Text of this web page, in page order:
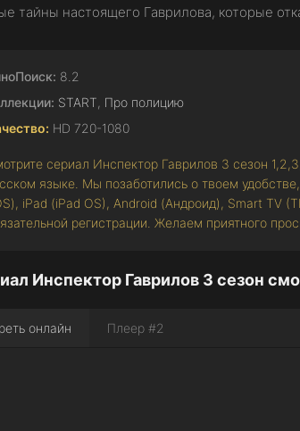
тайны настоящего Гаврилова, которые
8.2
START, Про полицию
HD 720-1080
сериал Инспектор Гаврилов 3 сезон
языке. Мы позаботились о твоем
iPad (iPad OS), Android (Андроид), Smart TV
регистрации. Желаем приятного
Инспектор Гаврилов 3 сезон
онлайн Плеер #2